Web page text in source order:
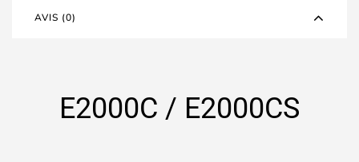
AVIS (0)
E2000C / E2000CS